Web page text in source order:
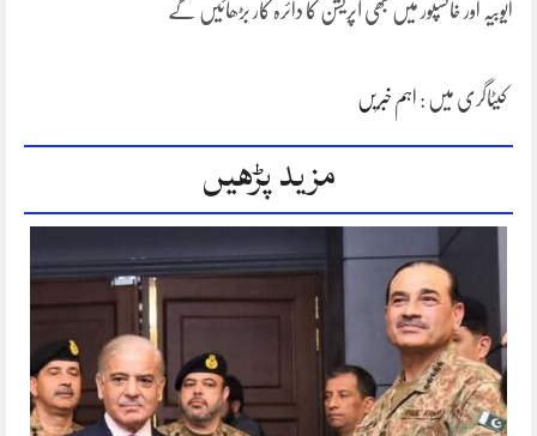
ایوبیہ اور خانسپور میں بھی آپریشن کا دائرہ کار بڑھائیں گے
کیٹاگری میں : اہم خبریں
مزید پڑھیں